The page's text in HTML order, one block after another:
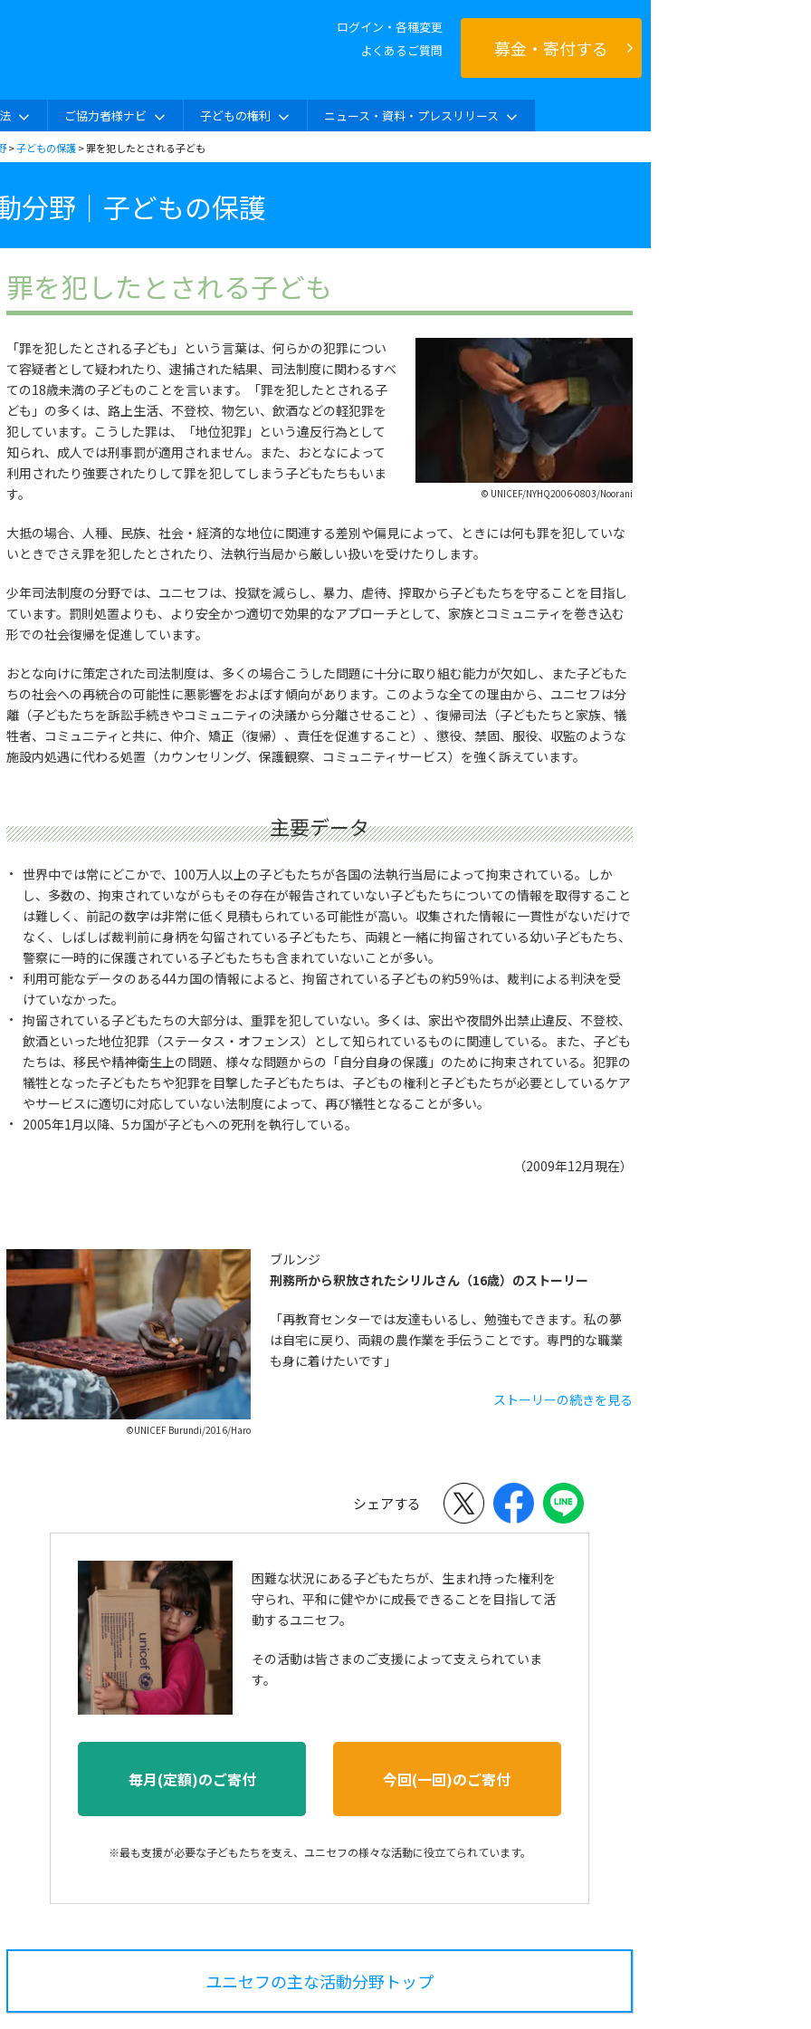
ログイン・各種変更
よくあるご質問
募金・寄付する
ご協力者様ナビ 子どもの権利 ニュース・資料・プレスリリース
>子どもの保護> 罪を犯したとされる子ども
分野｜子どもの保護
罪を犯したとされる子ども
© UNICEF/NYHQ2006-0803/Noorani
「罪を犯したとされる子ども」という言葉は、何らかの犯罪につい
て容疑者として疑われたり、逮捕された結果、司法制度に関わるすべ
ての18歳未満の子どものことを言います。「罪を犯したとされる子
ども」の多くは、路上生活、不登校、物乞い、飲酒などの軽犯罪を
犯しています。こうした罪は、「地位犯罪」という違反行為として
知られ、成人では刑事罰が適用されません。また、おとなによって
利用されたり強要されたりして罪を犯してしまう子どもたちもいま
す。
大抵の場合、人種、民族、社会・経済的な地位に関連する差別や偏見によって、ときには何も罪を犯していな
いときでさえ罪を犯したとされたり、法執行当局から厳しい扱いを受けたりします。
少年司法制度の分野では、ユニセフは、投獄を減らし、暴力、虐待、搾取から子どもたちを守ることを目指し
ています。罰則処置よりも、より安全かつ適切で効果的なアプローチとして、家族とコミュニティを巻き込む
形での社会復帰を促進しています。
おとな向けに策定された司法制度は、多くの場合こうした問題に十分に取り組む能力が欠如し、また子どもた
ちの社会への再統合の可能性に悪影響をおよぼす傾向があります。このような全ての理由から、ユニセフは分
離（子どもたちを訴訟手続きやコミュニティの決議から分離させること）、復帰司法（子どもたちと家族、犠
牲者、コミュニティと共に、仲介、矯正（復帰）、責任を促進すること）、懲役、禁固、服役、収監のような
施設内処遇に代わる処置（カウンセリング、保護観察、コミュニティサービス）を強く訴えています。
主要データ
世界中では常にどこかで、100万人以上の子どもたちが各国の法執行当局によって拘束されている。しか
し、多数の、拘束されていながらもその存在が報告されていない子どもたちについての情報を取得すること
は難しく、前記の数字は非常に低く見積もられている可能性が高い。収集された情報に一貫性がないだけで
なく、しばしば裁判前に身柄を勾留されている子どもたち、両親と一緒に拘留されている幼い子どもたち、
警察に一時的に保護されている子どもたちも含まれていないことが多い。
利用可能なデータのある44カ国の情報によると、拘留されている子どもの約59％は、裁判による判決を受
けていなかった。
拘留されている子どもたちの大部分は、重罪を犯していない。多くは、家出や夜間外出禁止違反、不登校、
飲酒といった地位犯罪（ステータス・オフェンス）として知られているものに関連している。また、子ども
たちは、移民や精神衛生上の問題、様々な問題からの「自分自身の保護」のために拘束されている。犯罪の
犠牲となった子どもたちや犯罪を目撃した子どもたちは、子どもの権利と子どもたちが必要としているケア
やサービスに適切に対応していない法制度によって、再び犠牲となることが多い。
2005年1月以降、5カ国が子どもへの死刑を執行している。
（2009年12月現在）
ブルンジ
刑務所から釈放されたシリルさん（16歳）のストーリー
「再教育センターでは友達もいるし、勉強もできます。私の夢
は自宅に戻り、両親の農作業を手伝うことです。専門的な職業
も身に着けたいです」
ストーリーの続きを見る
©UNICEF Burundi/2016/Haro
シェアする
困難な状況にある子どもたちが、生まれ持った権利を
守られ、平和に健やかに成長できることを目指して活
動するユニセフ。
その活動は皆さまのご支援によって支えられていま
す。
毎月(定額)のご寄付 今回(一回)のご寄付
※最も支援が必要な子どもたちを支え、ユニセフの様々な活動に役立てられています。
ユニセフの主な活動分野トップ